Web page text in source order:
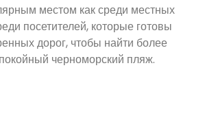
местом как среди местных
посетителей, которые готовы
дорог, чтобы найти более
черноморский пляж.